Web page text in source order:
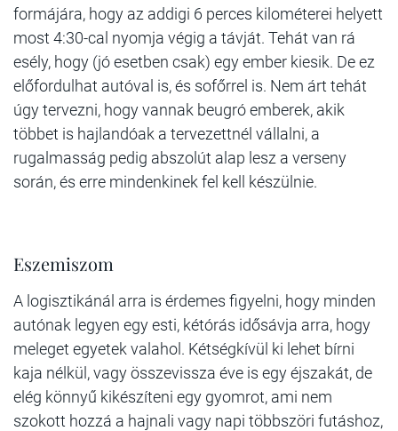
formájára, hogy az addigi 6 perces kilométerei helyett
most 4:30-cal nyomja végig a távját. Tehát van rá
esély, hogy (jó esetben csak) egy ember kiesik. De ez
előfordulhat autóval is, és sofőrrel is. Nem árt tehát
úgy tervezni, hogy vannak beugró emberek, akik
többet is hajlandóak a tervezettnél vállalni, a
rugalmasság pedig abszolút alap lesz a verseny
során, és erre mindenkinek fel kell készülnie.
Eszemiszom
A logisztikánál arra is érdemes figyelni, hogy minden
autónak legyen egy esti, kétórás idősávja arra, hogy
meleget egyetek valahol. Kétségkívül ki lehet bírni
kaja nélkül, vagy összevissza éve is egy éjszakát, de
elég könnyű kikészíteni egy gyomrot, ami nem
szokott hozzá a hajnali vagy napi többszöri futáshoz,